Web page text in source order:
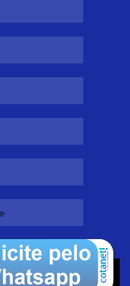
autorais. Copyright
(Lei 9610 de 19/02/1998)